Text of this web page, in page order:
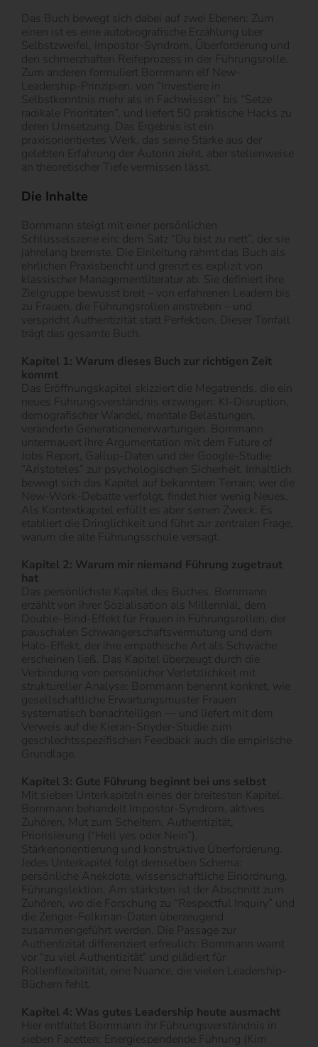
Das Buch bewegt sich dabei auf zwei Ebenen: Zum
einen ist es eine autobiografische Erzählung über
Selbstzweifel, Impostor-Syndrom, Überforderung und
den schmerzhaften Reifeprozess in der Führungsrolle.
Zum anderen formuliert Bornmann elf New-
Leadership-Prinzipien, von “Investiere in
Selbstkenntnis mehr als in Fachwissen” bis “Setze
radikale Prioritäten”, und liefert 50 praktische Hacks zu
deren Umsetzung. Das Ergebnis ist ein
praxisorientiertes Werk, das seine Stärke aus der
gelebten Erfahrung der Autorin zieht, aber stellenweise
an theoretischer Tiefe vermissen lässt.
Die Inhalte
Bornmann steigt mit einer persönlichen
Schlüsselszene ein: dem Satz “Du bist zu nett”, der sie
jahrelang bremste. Die Einleitung rahmt das Buch als
ehrlichen Praxisbericht und grenzt es explizit von
klassischer Managementliteratur ab. Sie definiert ihre
Zielgruppe bewusst breit – von erfahrenen Leadern bis
zu Frauen, die Führungsrollen anstreben – und
verspricht Authentizität statt Perfektion. Dieser Tonfall
trägt das gesamte Buch.
Kapitel 1: Warum dieses Buch zur richtigen Zeit
kommt
Das Eröffnungskapitel skizziert die Megatrends, die ein
neues Führungsverständnis erzwingen: KI-Disruption,
demografischer Wandel, mentale Belastungen,
veränderte Generationenerwartungen. Bornmann
untermauert ihre Argumentation mit dem Future of
Jobs Report, Gallup-Daten und der Google-Studie
“Aristoteles” zur psychologischen Sicherheit. Inhaltlich
bewegt sich das Kapitel auf bekanntem Terrain; wer die
New-Work-Debatte verfolgt, findet hier wenig Neues.
Als Kontextkapitel erfüllt es aber seinen Zweck: Es
etabliert die Dringlichkeit und führt zur zentralen Frage,
warum die alte Führungsschule versagt.
Kapitel 2: Warum mir niemand Führung zugetraut
hat
Das persönlichste Kapitel des Buches. Bornmann
erzählt von ihrer Sozialisation als Millennial, dem
Double-Bind-Effekt für Frauen in Führungsrollen, der
pauschalen Schwangerschaftsvermutung und dem
Halo-Effekt, der ihre empathische Art als Schwäche
erscheinen ließ. Das Kapitel überzeugt durch die
Verbindung von persönlicher Verletzlichkeit mit
struktureller Analyse: Bornmann benennt konkret, wie
gesellschaftliche Erwartungsmuster Frauen
systematisch benachteiligen — und liefert mit dem
Verweis auf die Kieran-Snyder-Studie zum
geschlechtsspezifischen Feedback auch die empirische
Grundlage.
Kapitel 3: Gute Führung beginnt bei uns selbst
Mit sieben Unterkapiteln eines der breitesten Kapitel.
Bornmann behandelt Impostor-Syndrom, aktives
Zuhören, Mut zum Scheitern, Authentizität,
Priorisierung (“Hell yes oder Nein”),
Stärkenorientierung und konstruktive Überforderung.
Jedes Unterkapitel folgt demselben Schema:
persönliche Anekdote, wissenschaftliche Einordnung,
Führungslektion. Am stärksten ist der Abschnitt zum
Zuhören, wo die Forschung zu “Respectful Inquiry” und
die Zenger-Folkman-Daten überzeugend
zusammengeführt werden. Die Passage zur
Authentizität differenziert erfreulich: Bornmann warnt
vor “zu viel Authentizität” und plädiert für
Rollenflexibilität, eine Nuance, die vielen Leadership-
Büchern fehlt.
Kapitel 4: Was gutes Leadership heute ausmacht
Hier entfaltet Bornmann ihr Führungsverständnis in
sieben Facetten: Energiespendende Führung (Kim